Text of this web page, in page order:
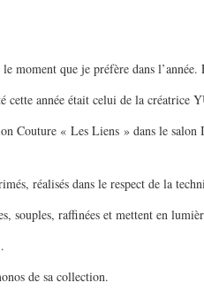
moment que je préfère dans l’année.
cette année était celui de la créatrice
Couture « Les Liens » dans le
réalisés dans le respect de la
souples, raffinées et mettent en
de sa collection.